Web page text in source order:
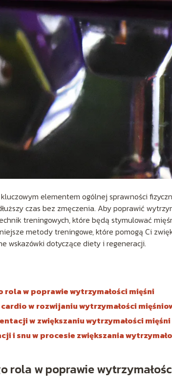
elementem ogólnej sprawności
czas bez zmęczenia. Aby poprawić
treningowych, które będą stymulować
metody treningowe, które pomogą Ci
wskazówki dotyczące diety i regeneracji.
rola w poprawie wytrzymałości mięśni
w rozwijaniu wytrzymałości
w zwiększaniu wytrzymałości mięśni
i snu w procesie zwiększania
rola w poprawie